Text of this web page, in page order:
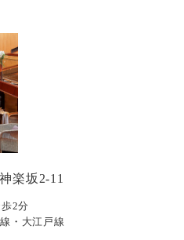
楽坂2-11
2分
・大江戸線